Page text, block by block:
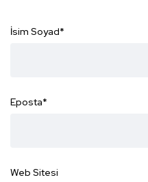
İsim Soyad*
Eposta*
Web Sitesi